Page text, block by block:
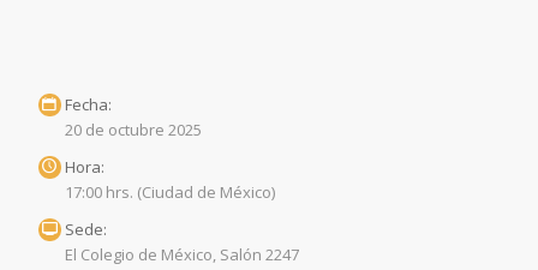
Fecha:
20 de octubre 2025
Hora:
17:00 hrs. (Ciudad de México)
Sede:
El Colegio de México, Salón 2247